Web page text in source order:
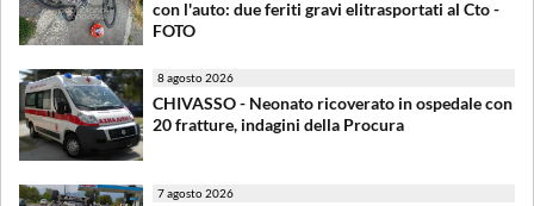
con l'auto: due feriti gravi elitrasportati al Cto -
FOTO
8 agosto 2026
CHIVASSO - Neonato ricoverato in ospedale con
20 fratture, indagini della Procura
7 agosto 2026